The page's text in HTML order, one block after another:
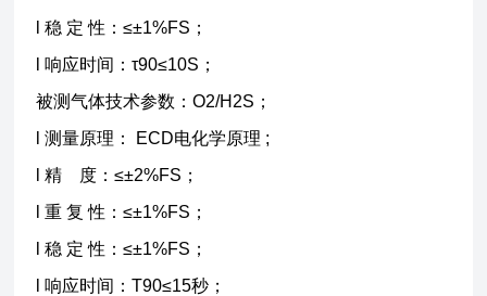
l 稳 定 性：≤±1%FS；
l 响应时间：τ90≤10S；
被测气体技术参数：O2/H2S；
l 测量原理： ECD电化学原理 ;
l 精 度：≤±2%FS；
l 重 复 性：≤±1%FS；
l 稳 定 性：≤±1%FS；
l 响应时间：T90≤15秒；